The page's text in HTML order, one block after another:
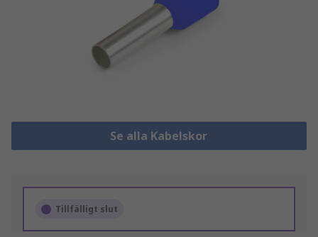
Se alla Kabelskor
Tillfälligt slut